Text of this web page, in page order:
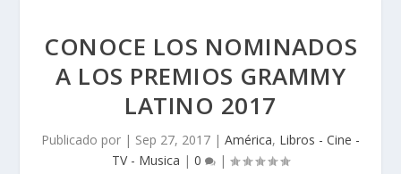
CONOCE LOS NOMINADOS
A LOS PREMIOS GRAMMY
LATINO 2017
Publicado por | Sep 27, 2017 | América, Libros - Cine -
TV - Musica | 0 |